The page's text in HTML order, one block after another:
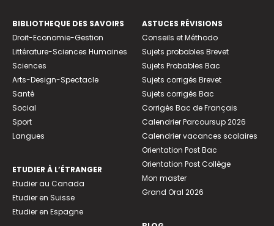
BIBLIOTHEQUE DES SAVOIRS
Droit-Economie-Gestion
Littérature-Sciences Humaines
Sciences
Arts-Design-Spectacle
Santé
Social
Sport
Langues
ETUDIER À L’ÉTRANGER
Etudier au Canada
Etudier en Suisse
Etudier en Espagne
ASTUCES RÉVISIONS
Conseils et Méthodo
Sujets probables Brevet
Sujets Probables Bac
Sujets corrigés Brevet
Sujets corrigés Bac
Corrigés Bac de Français
Calendrier Parcoursup 2026
Calendrier vacances scolaires
Orientation Post Bac
Orientation Post Collège
Mon master
Grand Oral 2026